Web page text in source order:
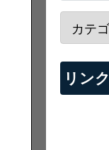
リンク